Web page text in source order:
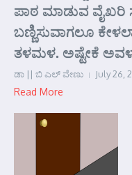
ಪಾಠ ಮಾಡುವ ವೈಖರಿ
ಬಣ್ಣಿಸುವಾಗಲೂ
ತಳಮಳ. ಅಷ್ಟೇಕೆ
ಡಾ || ಬಿ ಎಲ್ ವೇಣು July 26,
Read More